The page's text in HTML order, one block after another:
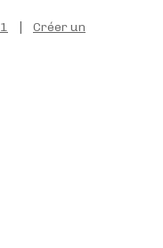
| Créer un